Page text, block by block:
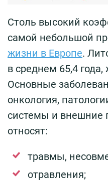
Столь высокий
самой небольшой
жизни в Европе.
в среднем 65,4
Основные
онкология,
системы и внешние
относят:
травмы,
отравления;